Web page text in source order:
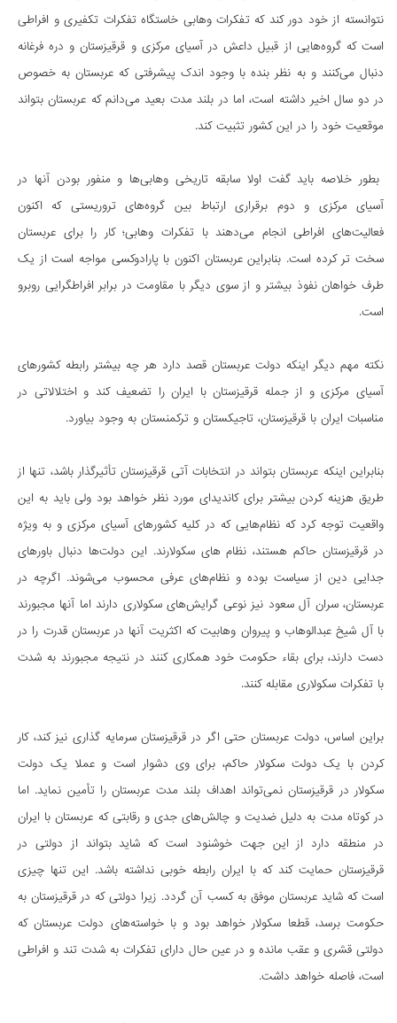
نتوانسته از خود دور کند که تفکرات وهابی خاستگاه تفکرات تکفیری و افراطی
است که گروه‌هایی از قبیل داعش در آسیای مرکزی و قرقیزستان و دره فرغانه
دنبال می‌کنند و به نظر بنده با وجود اندک پیشرفتی که عربستان به خصوص
در دو سال اخیر داشته است، اما در بلند مدت بعید می‌دانم که عربستان بتواند
موقعیت خود را در این کشور تثبیت کند.
بطور خلاصه باید گفت اولا سابقه تاریخی وهابی‌ها و منفور بودن آنها در
آسیای مرکزی و دوم برقراری ارتباط بین گروه‌های تروریستی که اکنون
فعالیت‌های افراطی انجام می‌دهند با تفکرات وهابی؛ کار را برای عربستان
سخت تر کرده است. بنابراین عربستان اکنون با پارادوکسی مواجه است از یک
طرف خواهان نفوذ بیشتر و از سوی دیگر با مقاومت در برابر افراطگرایی روبرو
است.
نکته مهم دیگر اینکه دولت عربستان قصد دارد هر چه بیشتر رابطه کشورهای
آسیای مرکزی و از جمله قرقیزستان با ایران را تضعیف کند و اختلالاتی در
مناسبات ایران با قرقیزستان، تاجیکستان و ترکمنستان به وجود بیاورد.
بنابراین اینکه عربستان بتواند در انتخابات آتی قرقیزستان تأثیرگذار باشد، تنها از
طریق هزینه کردن بیشتر برای کاندیدای مورد نظر خواهد بود ولی باید به این
واقعیت توجه کرد که نظام‌هایی که در کلیه کشورهای آسیای مرکزی و به ویژه
در قرقیزستان حاکم هستند، نظام های سکولارند. این دولت‌ها دنبال باورهای
جدایی دین از سیاست بوده و نظام‌های عرفی محسوب می‌شوند. اگرچه در
عربستان، سران آل سعود نیز نوعی گرایش‌های سکولاری دارند اما آنها مجبورند
با آل شیخ عبدالوهاب و پیروان وهابیت که اکثریت آنها در عربستان قدرت را در
دست دارند، برای بقاء حکومت خود همکاری کنند در نتیجه مجبورند به شدت
با تفکرات سکولاری مقابله کنند.
براین اساس، دولت عربستان حتی اگر در قرقیزستان سرمایه گذاری نیز کند، کار
کردن با یک دولت سکولار حاکم، برای وی دشوار است و عملا یک دولت
سکولار در قرقیزستان نمی‌تواند اهداف بلند مدت عربستان را تأمین نماید. اما
در کوتاه مدت به دلیل ضدیت و چالش‌های جدی و رقابتی که عربستان با ایران
در منطقه دارد از این جهت خوشنود است که شاید بتواند از دولتی در
قرقیزستان حمایت کند که با ایران رابطه خوبی نداشته باشد. این تنها چیزی
است که شاید عربستان موفق به کسب آن گردد. زیرا دولتی که در قرقیزستان به
حکومت برسد، قطعا سکولار خواهد بود و با خواسته‌های دولت عربستان که
دولتی قشری و عقب مانده و در عین حال دارای تفکرات به شدت تند و افراطی
است، فاصله خواهد داشت.